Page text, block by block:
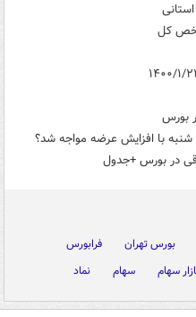
کل
با افزایش عرضه مواجه شد؟
در بورس +جدول
بورس تهران
فرابورس
سهام سهام نماد